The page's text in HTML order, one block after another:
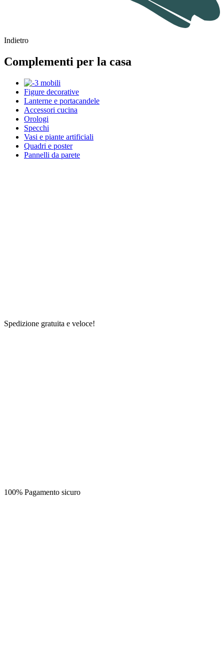
Indietro
Complementi per la casa
Figure decorative
Lanterne e portacandele
Accessori cucina
Orologi
Specchi
Vasi e piante artificiali
Quadri e poster
Pannelli da parete
Spedizione gratuita e veloce!
100% Pagamento sicuro